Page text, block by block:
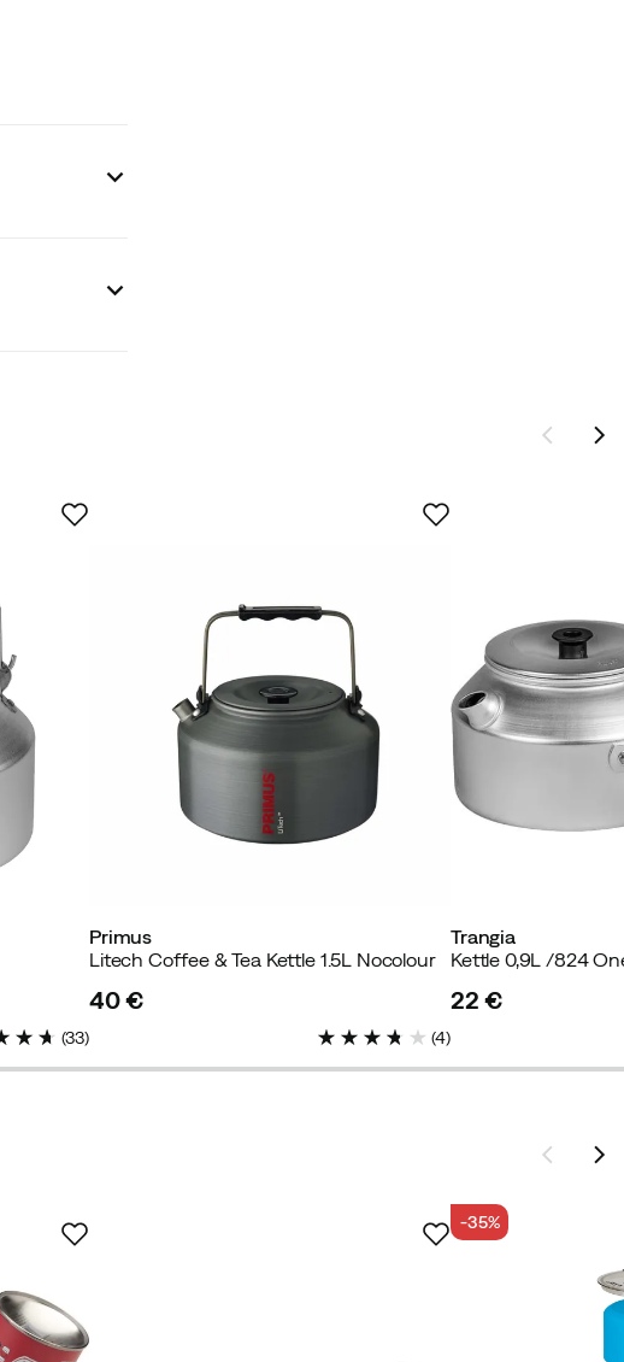
(33)
Primus
Litech Coffee & Tea Kettle 1.5L Nocolour
40 €
(4)
Trangia
Kettle 0,9L /824
22 €
-35%